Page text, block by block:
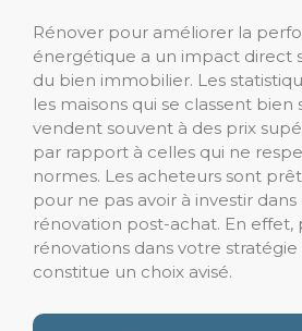
Rénover pour améliorer la
énergétique a un impact direct
du bien immobilier. Les
les maisons qui se classent bien
vendent souvent à des prix
par rapport à celles qui ne
normes. Les acheteurs sont
pour ne pas avoir à investir dans
rénovation post-achat. En effet,
rénovations dans votre
constitue un choix avisé.